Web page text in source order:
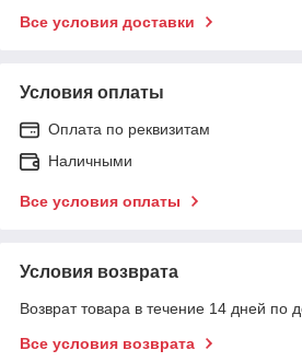
Все условия доставки
Условия оплаты
Оплата по реквизитам
Наличными
Все условия оплаты
Условия возврата
Возврат товара в течение 14 дней по
Все условия возврата